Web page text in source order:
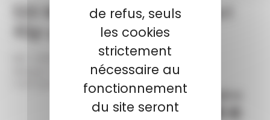
500 Munitions ELEY cal.22lr sport
40gr par
Tarif exclusif internet
de refus, seuls
les cookies
strictement
nécessaire au
fonctionnement
du site seront